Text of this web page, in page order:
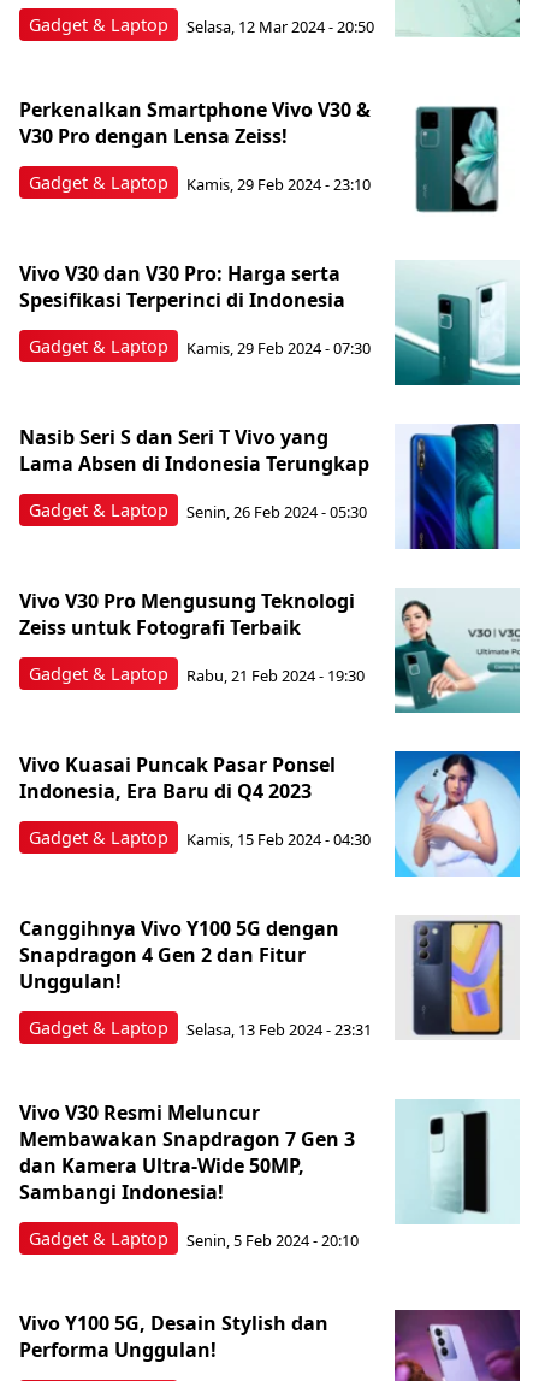
Gadget & Laptop Selasa, 12 Mar 2024 - 20:50
Gadget & Laptop
Perkenalkan Smartphone Vivo V30 &
V30 Pro dengan Lensa Zeiss!
Kamis, 29 Feb 2024 - 23:10
Gadget & Laptop
Vivo V30 dan V30 Pro: Harga serta
Spesifikasi Terperinci di Indonesia
Kamis, 29 Feb 2024 - 07:30
Gadget & Laptop
Nasib Seri S dan Seri T Vivo yang
Lama Absen di Indonesia Terungkap
Senin, 26 Feb 2024 - 05:30
Gadget & Laptop
Vivo V30 Pro Mengusung Teknologi
Zeiss untuk Fotografi Terbaik
Rabu, 21 Feb 2024 - 19:30
Gadget & Laptop
Vivo Kuasai Puncak Pasar Ponsel
Indonesia, Era Baru di Q4 2023
Kamis, 15 Feb 2024 - 04:30
Gadget & Laptop
Canggihnya Vivo Y100 5G dengan
Snapdragon 4 Gen 2 dan Fitur
Unggulan!
Selasa, 13 Feb 2024 - 23:31
Gadget & Laptop
Vivo V30 Resmi Meluncur
Membawakan Snapdragon 7 Gen 3
dan Kamera Ultra-Wide 50MP,
Sambangi Indonesia!
Senin, 5 Feb 2024 - 20:10
Vivo Y100 5G, Desain Stylish dan
Performa Unggulan!